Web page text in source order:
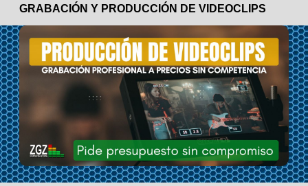
GRABACIÓN Y PRODUCCIÓN DE VIDEOCLIPS